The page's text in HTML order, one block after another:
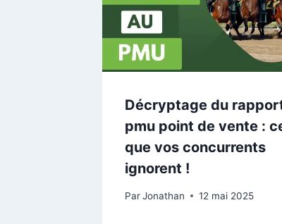
Décryptage du
pmu point de vente :
que vos concurrents
ignorent !
ParJonathan 12 mai 2025